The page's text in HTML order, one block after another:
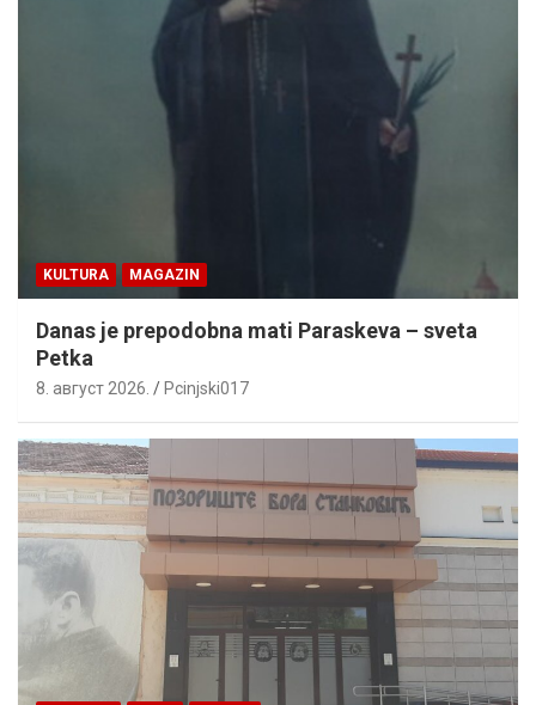
KULTURA MAGAZIN
Danas je prepodobna mati Paraskeva – sveta
Petka
8. август 2026. Pcinjski017